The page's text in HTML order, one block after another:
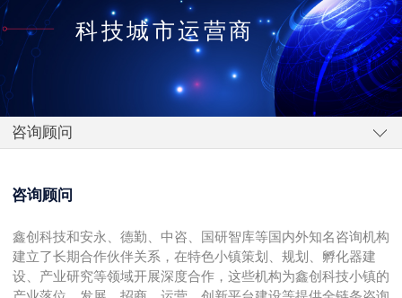
科技城市运营商
咨询顾问
咨询顾问
鑫创科技和安永、德勤、中咨、国研智库等国内外知名咨询机构
建立了长期合作伙伴关系，在特色小镇策划、规划、孵化器建
设、产业研究等领域开展深度合作，这些机构为鑫创科技小镇的